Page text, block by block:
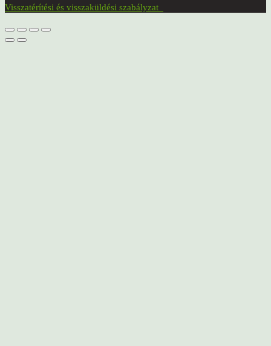
Visszatérítési és visszaküldési szabályzat